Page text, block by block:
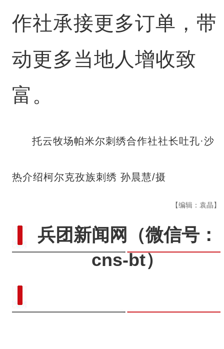
作社承接更多订单，带
动更多当地人增收致
富。
托云牧场帕米尔刺绣合作社社长吐孔·沙
热介绍柯尔克孜族刺绣 孙晨慧/摄
【编辑：袁晶】
兵团新闻网
（微信号：
cns-bt）